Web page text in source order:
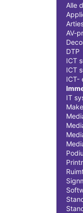
Alle
AV-
DTP
ICT
ICT
ICT-
IT